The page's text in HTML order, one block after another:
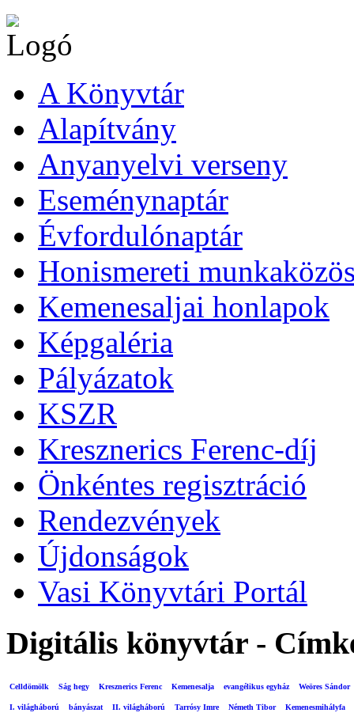
A Könyvtár
Alapítvány
Anyanyelvi verseny
Eseménynaptár
Évfordulónaptár
Honismereti
Kemenesaljai honlapok
Képgaléria
Pályázatok
KSZR
Kresznerics Ferenc-díj
Önkéntes regisztráció
Rendezvények
Újdonságok
Vasi Könyvtári Portál
Digitális könyvtár -
Celldömölk Ság hegy Kresznerics Ferenc Kemenesalja evangélikus egyház Weöres Sándor
I. világháború bányászat II. világháború Tarrósy Imre Németh Tibor Kemenesmihályfa